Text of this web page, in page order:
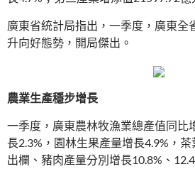
廣東省統計局指出，一季度，廣東全
升向好態勢，開局傑出。
農業生產穩步增長
一季度，廣東農林牧漁業總產值同比
長2.3%，園林生果產量增長4.9%，
出欄、豬肉產量分別增長10.8%、